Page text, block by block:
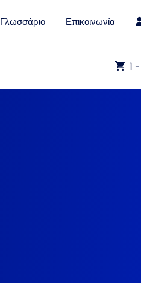
Γλωσσάριο Επικοινωνία
1 -